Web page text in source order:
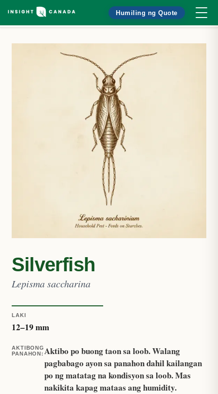
Humiling ng Quote
Silverfish
Lepisma saccharina
LAKI
12–19 mm
AKTIBONG
PANAHON: Aktibo po buong taon sa loob. Walang
pagbabago ayon sa panahon dahil kailangan
po ng matatag na kondisyon sa loob. Mas
nakikita kapag mataas ang humidity.